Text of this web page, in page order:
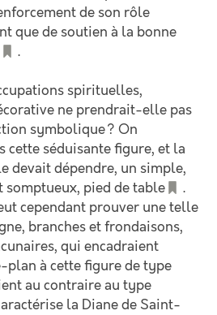
de son rôle
que de soutien à la bonne
.
spirituelles,
ne prendrait-elle pas
symbolique ? On
cette séduisante figure, et la
devait dépendre, un simple,
somptueux, pied de table
.
cependant prouver une telle
branches et frondaisons,
qui encadraient
plan à cette figure de type
au contraire au type
la Diane de Saint-